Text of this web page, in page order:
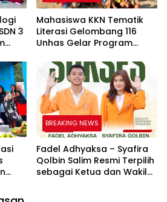
3
Mahasiswa KKN Tematik
Literasi Gelombang 116
Unhas Gelar Program
Baca Anak Melalui
Membaca Nyaring
BREAKING NEWS
Fadel Adhyaksa – Syafira
Qolbin Salim Resmi Terpilih
sebagai Ketua dan Wakil